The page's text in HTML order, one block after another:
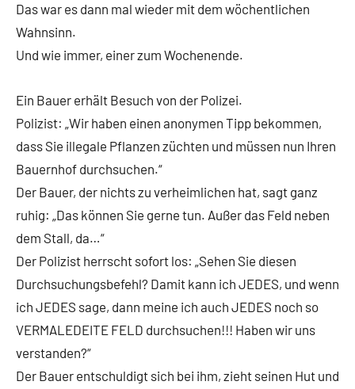
Das war es dann mal wieder mit dem wöchentlichen
Wahnsinn.
Und wie immer, einer zum Wochenende.
Ein Bauer erhält Besuch von der Polizei.
Polizist: „Wir haben einen anonymen Tipp bekommen,
dass Sie illegale Pflanzen züchten und müssen nun Ihren
Bauernhof durchsuchen.“
Der Bauer, der nichts zu verheimlichen hat, sagt ganz
ruhig: „Das können Sie gerne tun. Außer das Feld neben
dem Stall, da…“
Der Polizist herrscht sofort los: „Sehen Sie diesen
Durchsuchungsbefehl? Damit kann ich JEDES, und wenn
ich JEDES sage, dann meine ich auch JEDES noch so
VERMALEDEITE FELD durchsuchen!!! Haben wir uns
verstanden?“
Der Bauer entschuldigt sich bei ihm, zieht seinen Hut und